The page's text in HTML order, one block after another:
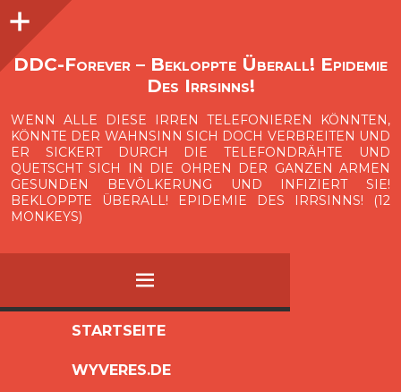
O
p
e
n
i
d
e
b
a
DDC-Forever – Bekloppte Überall! Epidemie
Des Irrsinns!
WENN ALLE DIESE IRREN TELEFONIEREN KÖNNTEN,
KÖNNTE DER WAHNSINN SICH DOCH VERBREITEN UND
ER SICKERT DURCH DIE TELEFONDRÄHTE UND
QUETSCHT SICH IN DIE OHREN DER GANZEN ARMEN
GESUNDEN BEVÖLKERUNG UND INFIZIERT SIE!
BEKLOPPTE ÜBERALL! EPIDEMIE DES IRRSINNS! (12
MONKEYS)
MENÜ
SPRINGEN
STARTSEITE
WYVERES.DE
Seitenleiste